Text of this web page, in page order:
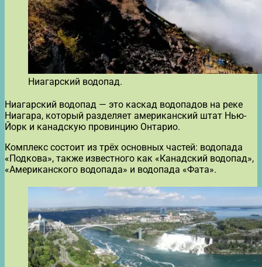
Ниагарский водопад.
Ниагарский водопад — это каскад водопадов на реке
Ниагара, который разделяет американский штат Нью-
Йорк и канадскую провинцию Онтарио.
Комплекс состоит из трёх основных частей: водопада
«Подкова», также известного как «Канадский водопад»,
«Американского водопада» и водопада «Фата».